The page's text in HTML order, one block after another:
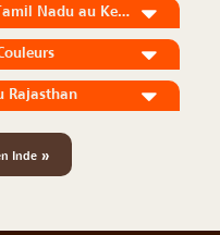
Circuit en Inde du Sud du Tamil Nadu au Kerala
Rajasthan
Inde»